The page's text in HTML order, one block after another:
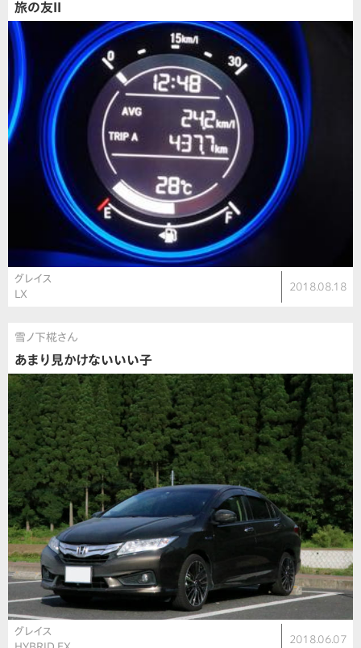
旅の友II
グレイス
LX
2018.08.18
雪ノ下椛さん
あまり見かけないいい子
グレイス
2018.06.07